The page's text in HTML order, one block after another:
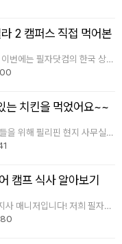
2 캠퍼스 직접 먹어본
는 치킨을 먹었어요~~
하고 왔는
캠프 식사 알아보기
어떻
!